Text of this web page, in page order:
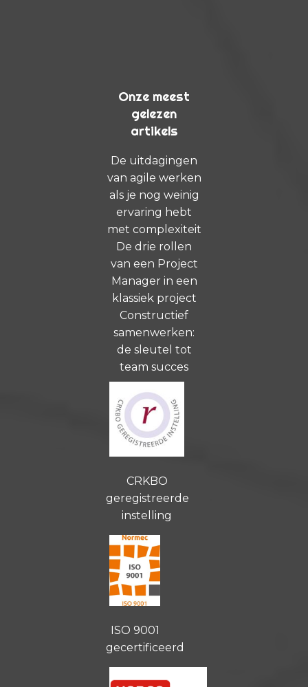
Onze meest
gelezen
artikels
De uitdagingen
van agile werken
als je nog weinig
ervaring hebt
met complexiteit
De drie rollen
van een Project
Manager in een
klassiek project
Constructief
samenwerken:
de sleutel tot
team succes
CRKBO
geregistreerde
instelling
ISO 9001
gecertificeerd